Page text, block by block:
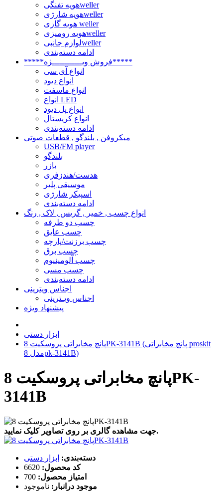
هویه تفنگیweller
هویه شارژیweller
هویه گازی weller
هویه رومیزیweller
لوازم جانبیweller
ادامه دسته‌بندی
*****فروش ویــــــــــــژه*****
انواع آی سی
انواع دیود
انواع ماسفت
انواع LED
انواع پل دیود
انواع کریستال
ادامه دسته‌بندی
میکروفن , بلندگو , قطعات صوتی
USB/FM player
بلندگو
بازر
هدست/هندزفری
موسیقی پلیر
اسپیکر شارژی
ادامه دسته‌بندی
انواع چسب , خمیر , گریس , لاک , رنگ
چسب دو طرفه
چسب عایق
چسب برزنت/پارچه
چسب برق
چسب آلومینیوم
چسب مسی
ادامه دسته‌بندی
اجناس ویترینی
اجناس ویـترینی
پیشنهاد ویژه
ابزار دستی
پانچ مخابراتی پروسکیت 8PK-3141B (پانچ مخابراتی proskit
مدل 8pk-3141B)
پانچ مخابراتی پروسکیت 8PK-
3141B
جهت مشاهده گالری بر روی تصاویر کلیک نمایید.
دسته‌بندی: ابزار دستی
کد محصول: 6620
امتیاز محصول: 700
موجود درانبار: ناموجود